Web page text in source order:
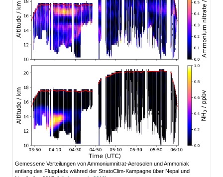
Gemessene Verteilungen von Ammoniumnitrat-Aerosolen und Ammoniak
entlang des Flugpfads währed der StratoClim-Kampagne über Nepal und